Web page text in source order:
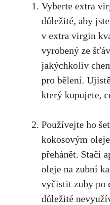
Vyberte extra
důležité, aby
v extra virgin
vyrobený ze
jakýchkoliv
pro bělení.
který kupujete,
Používejte ho
kokosovým
přehánět. Stačí
oleje na zubní
vyčistit zuby po
důležité